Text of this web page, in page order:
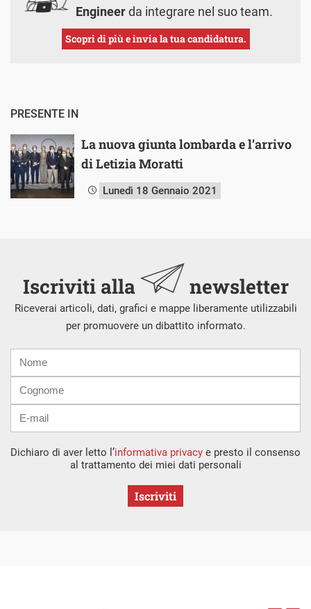
Engineerda integrare nel suo team.
Scopri di più e invia la tua candidatura.
PRESENTE IN
La nuova giunta lombarda e l’arrivo
di Letizia Moratti
Lunedì 18 Gennaio 2021
Iscriviti alla newsletter
Riceverai articoli, dati, grafici e mappe liberamente utilizzabili
per promuovere un dibattito informato.
mail
Dichiaro di aver letto l’informativa privacy e presto il consenso
al trattamento dei miei dati personali
Iscriviti